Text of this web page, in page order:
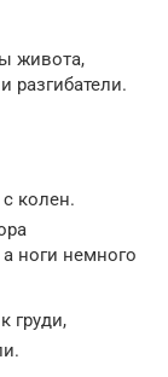
живота,
разгибатели.
колен.
ноги немного
груди,